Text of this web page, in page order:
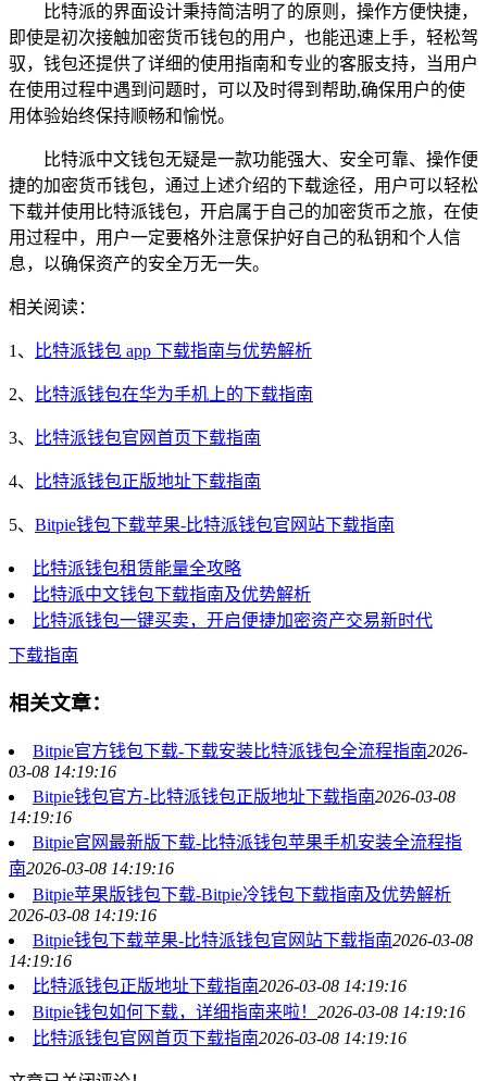
比特派的界面设计秉持简洁明了的原则，操作方便快捷，
即使是初次接触加密货币钱包的用户，也能迅速上手，轻松驾
驭，钱包还提供了详细的使用指南和专业的客服支持，当用户
在使用过程中遇到问题时，可以及时得到帮助,确保用户的使
用体验始终保持顺畅和愉悦。
比特派中文钱包无疑是一款功能强大、安全可靠、操作便
捷的加密货币钱包，通过上述介绍的下载途径，用户可以轻松
下载并使用比特派钱包，开启属于自己的加密货币之旅，在使
用过程中，用户一定要格外注意保护好自己的私钥和个人信
息，以确保资产的安全万无一失。
相关阅读：
1、 比特派钱包 app 下载指南与优势解析
2、 比特派钱包在华为手机上的下载指南
3、 比特派钱包官网首页下载指南
4、 比特派钱包正版地址下载指南
5、 Bitpie钱包下载苹果-比特派钱包官网站下载指南
比特派钱包租赁能量全攻略
比特派中文钱包下载指南及优势解析
比特派钱包一键买卖，开启便捷加密资产交易新时代
下载指南
相关文章：
Bitpie官方钱包下载-下载安装比特派钱包全流程指南2026-
03-08 14:19:16
Bitpie钱包官方-比特派钱包正版地址下载指南2026-03-08
14:19:16
Bitpie官网最新版下载-比特派钱包苹果手机安装全流程指
南2026-03-08 14:19:16
Bitpie苹果版钱包下载-Bitpie冷钱包下载指南及优势解析
2026-03-08 14:19:16
Bitpie钱包下载苹果-比特派钱包官网站下载指南2026-03-08
14:19:16
比特派钱包正版地址下载指南2026-03-08 14:19:16
Bitpie钱包如何下载，详细指南来啦！ 2026-03-08 14:19:16
比特派钱包官网首页下载指南2026-03-08 14:19:16